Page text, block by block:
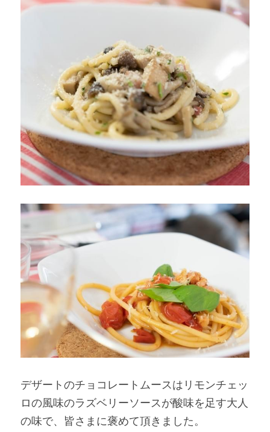
デザートのチョコレートムースはリモンチェッ
ロの風味のラズベリーソースが酸味を足す大人
の味で、皆さまに褒めて頂きました。